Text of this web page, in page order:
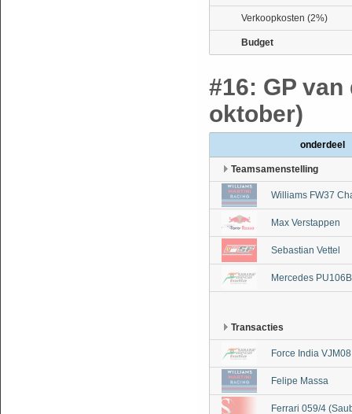
Verkoopkosten (2%)
Budget
#16: GP
oktober)
onderdeel
Teamsamenstelling
Williams FW37
Max Verstappen
Sebastian Vettel
Mercedes
Transacties
Force India
Felipe Massa
Ferrari 059/4